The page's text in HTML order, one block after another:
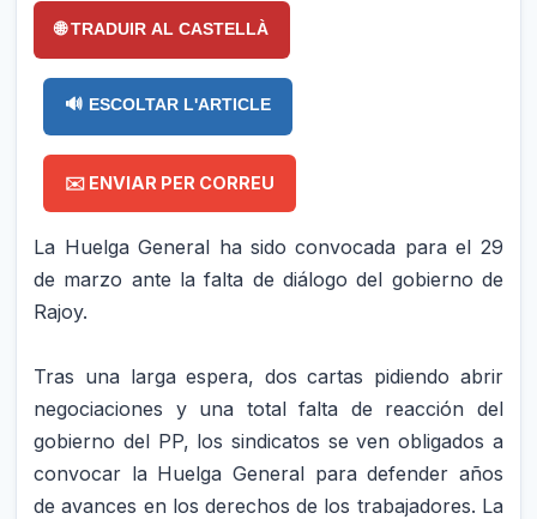
🌐 TRADUIR AL CASTELLÀ
🔊 ESCOLTAR L'ARTICLE
✉️ ENVIAR PER CORREU
La Huelga General ha sido convocada para el 29
de marzo ante la falta de diálogo del gobierno de
Rajoy.
Tras una larga espera, dos cartas pidiendo abrir
negociaciones y una total falta de reacción del
gobierno del PP, los sindicatos se ven obligados a
convocar la Huelga General para defender años
de avances en los derechos de los trabajadores. La